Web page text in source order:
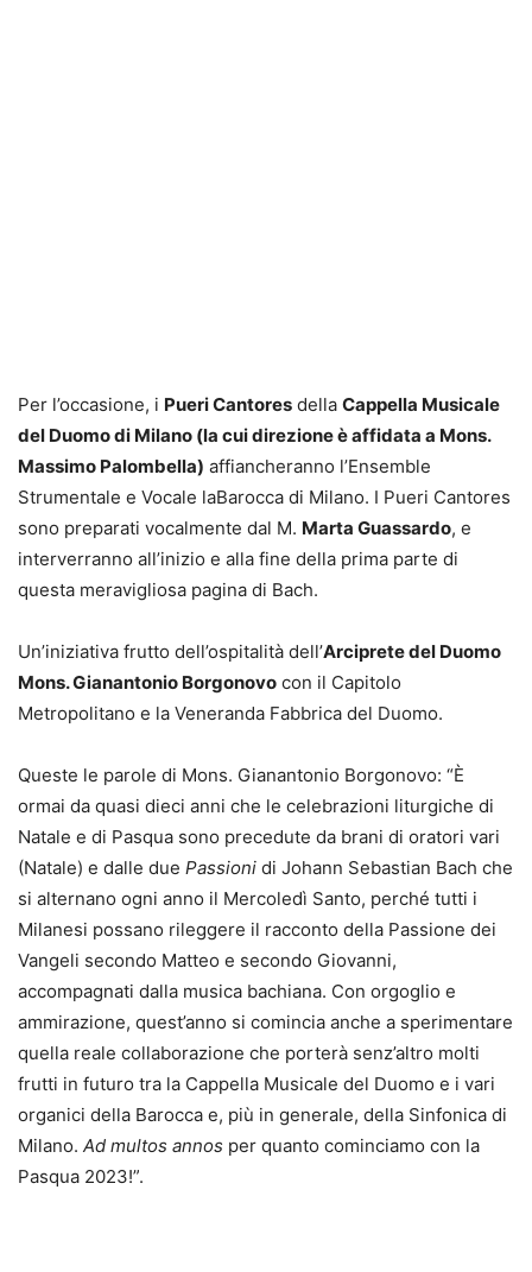
Per l’occasione, i Pueri Cantores della Cappella Musicale
del Duomo di Milano (la cui direzione è affidata a Mons.
Massimo Palombella) affiancheranno l’Ensemble
Strumentale e Vocale laBarocca di Milano. I Pueri Cantores
sono preparati vocalmente dal M. Marta Guassardo, e
interverranno all’inizio e alla fine della prima parte di
questa meravigliosa pagina di Bach.
Un’iniziativa frutto dell’ospitalità dell’Arciprete del Duomo
Mons. Gianantonio Borgonovo con il Capitolo
Metropolitano e la Veneranda Fabbrica del Duomo.
Queste le parole di Mons. Gianantonio Borgonovo: “È
ormai da quasi dieci anni che le celebrazioni liturgiche di
Natale e di Pasqua sono precedute da brani di oratori vari
(Natale) e dalle due Passioni di Johann Sebastian Bach che
si alternano ogni anno il Mercoledì Santo, perché tutti i
Milanesi possano rileggere il racconto della Passione dei
Vangeli secondo Matteo e secondo Giovanni,
accompagnati dalla musica bachiana. Con orgoglio e
ammirazione, quest’anno si comincia anche a sperimentare
quella reale collaborazione che porterà senz’altro molti
frutti in futuro tra la Cappella Musicale del Duomo e i vari
organici della Barocca e, più in generale, della Sinfonica di
Milano. Ad multos annos per quanto cominciamo con la
Pasqua 2023!”.